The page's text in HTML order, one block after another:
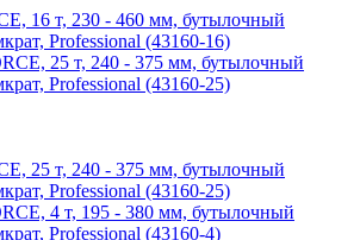
16 т, 230 - 460 мм, бутылочный
Professional (43160-16)
25 т, 240 - 375 мм, бутылочный
Professional (43160-25)